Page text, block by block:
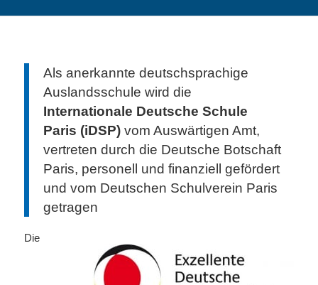
Als anerkannte deutschsprachige
Auslandsschule wird die
Internationale Deutsche Schule
Paris (iDSP)vom Auswärtigen Amt,
vertreten durch die Deutsche Botschaft
Paris, personell und finanziell gefördert
und vom Deutschen Schulverein Paris
getragen
Die